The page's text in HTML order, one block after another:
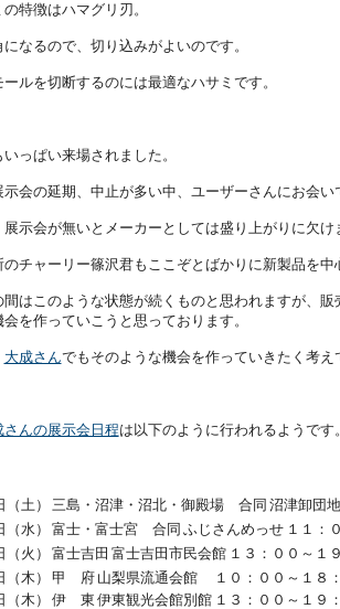
特徴はハマグリ刃。
なるので、切り込みがよいのです。
ルを切断するのには最適なハサミです。
っぱい来場されました。
会の延期、中止が多い中、ユーザーさんにお会い
示会が無いとメーカーとしては盛り上がりに欠け
チャーリー篠沢君もここぞとばかりに新製品を
間はこのような状態が続くものと思われますが、
を作っていこうと思っております。
大成さんでもそのような機会を作っていきたく考
さんの展示会日程は以下のように行われるようです。
土） 三島・沼津・沼北・御殿場 合同 沼津卸団
水）
富士・富士宮 合同 ふじさんめっせ １１：
火）
富士吉田 富士吉田市民会館 １３：００～１
木）
甲 府 山梨県流通会館
１０：００～１８
木）
伊 東 伊東観光会館別館 １３：００～１９